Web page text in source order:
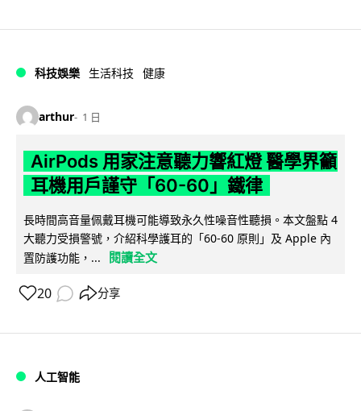
科技娛樂 生活科技 健康
arthur 1 日
AirPods 用家注意聽力響紅燈 醫學界籲
耳機用戶謹守「60-60」鐵律
長時間高音量佩戴耳機可能導致永久性噪音性聽損。本文盤點 4
大聽力受損警號，介紹科學護耳的「60-60 原則」及 Apple 內
置防護功能，...
閱讀全文
20 分享
人工智能